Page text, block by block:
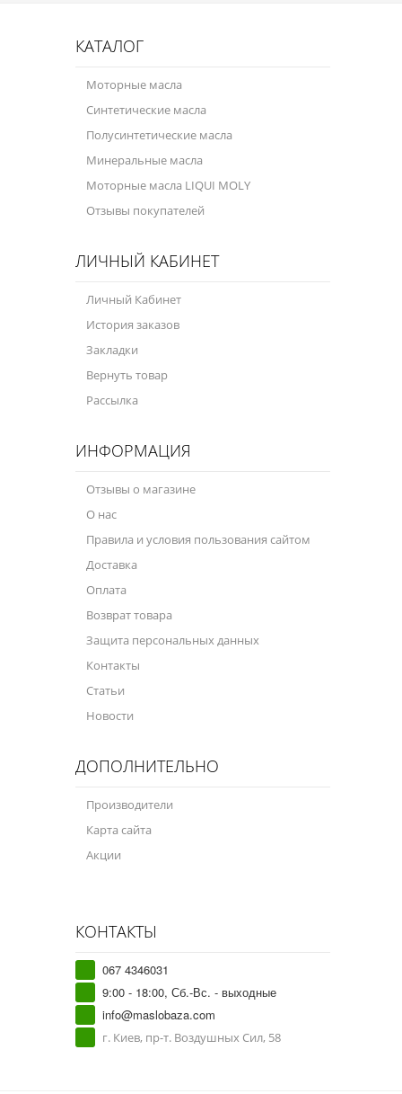
Трансмиссионные масла
Оборудование
Клеи и герметики
Профи-серия
Уход за кондиционером
Велосипедная программа
Масла для лодочных моторов
Садовая программа
Промышленная программа
Зимняя программа
КАТАЛОГ
Моторные масла
Синтетические масла
Полусинтетические масла
Минеральные масла
Моторные масла LIQUI MOLY
Отзывы покупателей
ЛИЧНЫЙ КАБИНЕТ
Личный Кабинет
История заказов
Закладки
Вернуть товар
Рассылка
ИНФОРМАЦИЯ
Отзывы о магазине
О нас
Правила и условия пользования сайтом
Доставка
Оплата
Возврат товара
Защита персональных данных
Контакты
Статьи
Новости
ДОПОЛНИТЕЛЬНО
Производители
Карта сайта
Акции
КОНТАКТЫ
067 4346031
9:00 - 18:00, Сб.-Вс. - выходные
info@maslobaza.com
г. Киев, пр-т. Воздушных Сил, 58